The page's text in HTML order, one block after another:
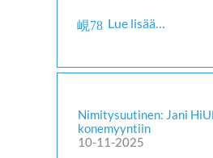
Lue lisää…
Nimitysuutinen: Jani
konemyyntiin
10-11-2025